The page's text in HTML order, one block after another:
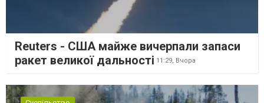
Reuters - США майже вичерпали запаси
ракет великої дальності 11:29, Вчора